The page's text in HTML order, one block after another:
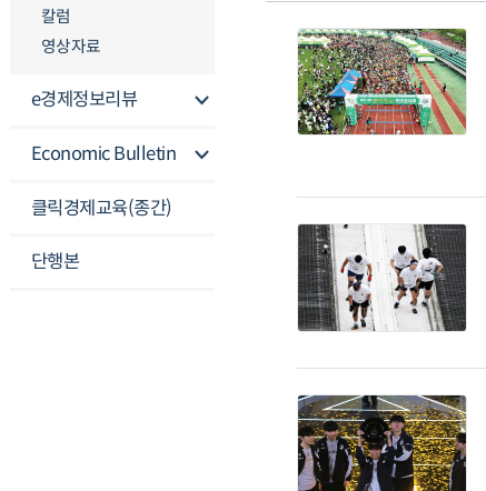
칼럼
영상자료
e경제정보리뷰
Economic Bulletin
클릭경제교육(종간)
단행본